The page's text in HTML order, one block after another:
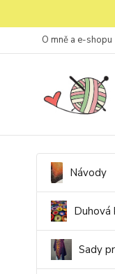
O mně a e-shopu
Návody
Duhová
Sady